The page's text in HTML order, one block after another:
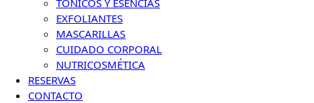
EXFOLIANTES
MASCARILLAS
CUIDADO CORPORAL
NUTRICOSMÉTICA
RESERVAS
CONTACTO